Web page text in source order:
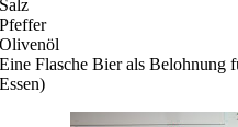
Salz
Pfeffer
Olivenöl
Eine Flasche Bier als Belohnung
Essen)